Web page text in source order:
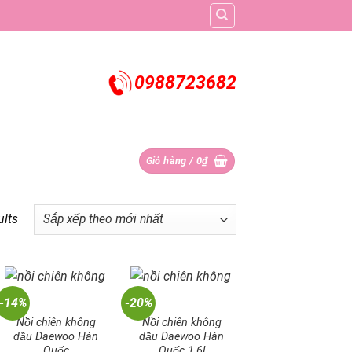
0988723682
Giỏ hàng / 0₫
-14%
Nồi chiên không
dầu Daewoo Hàn
-20%
Nồi chiên không
dầu Daewoo Hàn